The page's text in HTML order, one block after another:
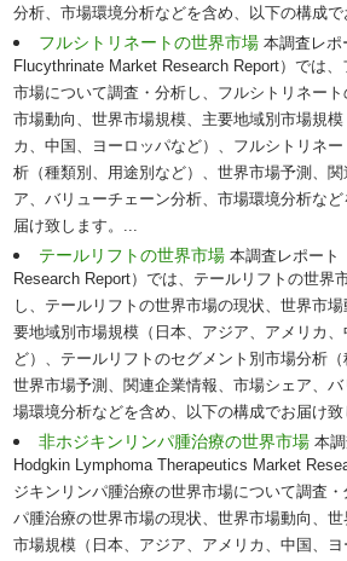
分析、市場環境分析などを含め、以下の構成
フルシトリネートの世界市場本調査レポ
Flucythrinate Market Research Report）では
市場について調査・分析し、フルシトリネー
市場動向、世界市場規模、主要地域別市場規
カ、中国、ヨーロッパなど）、フルシトリネ
析（種類別、用途別など）、世界市場予測、
ア、バリューチェーン分析、市場環境分析な
届け致します。...
テールリフトの世界市場本調査レポート
Research Report）では、テールリフトの世界
し、テールリフトの世界市場の現状、世界市
要地域別市場規模（日本、アジア、アメリカ
ど）、テールリフトのセグメント別市場分析（
世界市場予測、関連企業情報、市場シェア、
場環境分析などを含め、以下の構成でお届け
非ホジキンリンパ腫治療の世界市場本
Hodgkin Lymphoma Therapeutics Market
ジキンリンパ腫治療の世界市場について調査
パ腫治療の世界市場の現状、世界市場動向、
市場規模（日本、アジア、アメリカ、中国、